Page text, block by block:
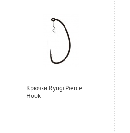
Крючки Ryugi Pierce
Hook